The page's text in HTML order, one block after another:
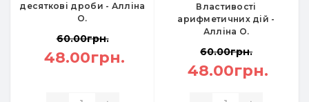
десяткові дроби - Алліна
О.
60.00грн.
48.00грн.
Властивості
арифметичних дій -
Алліна О.
60.00грн.
48.00грн.